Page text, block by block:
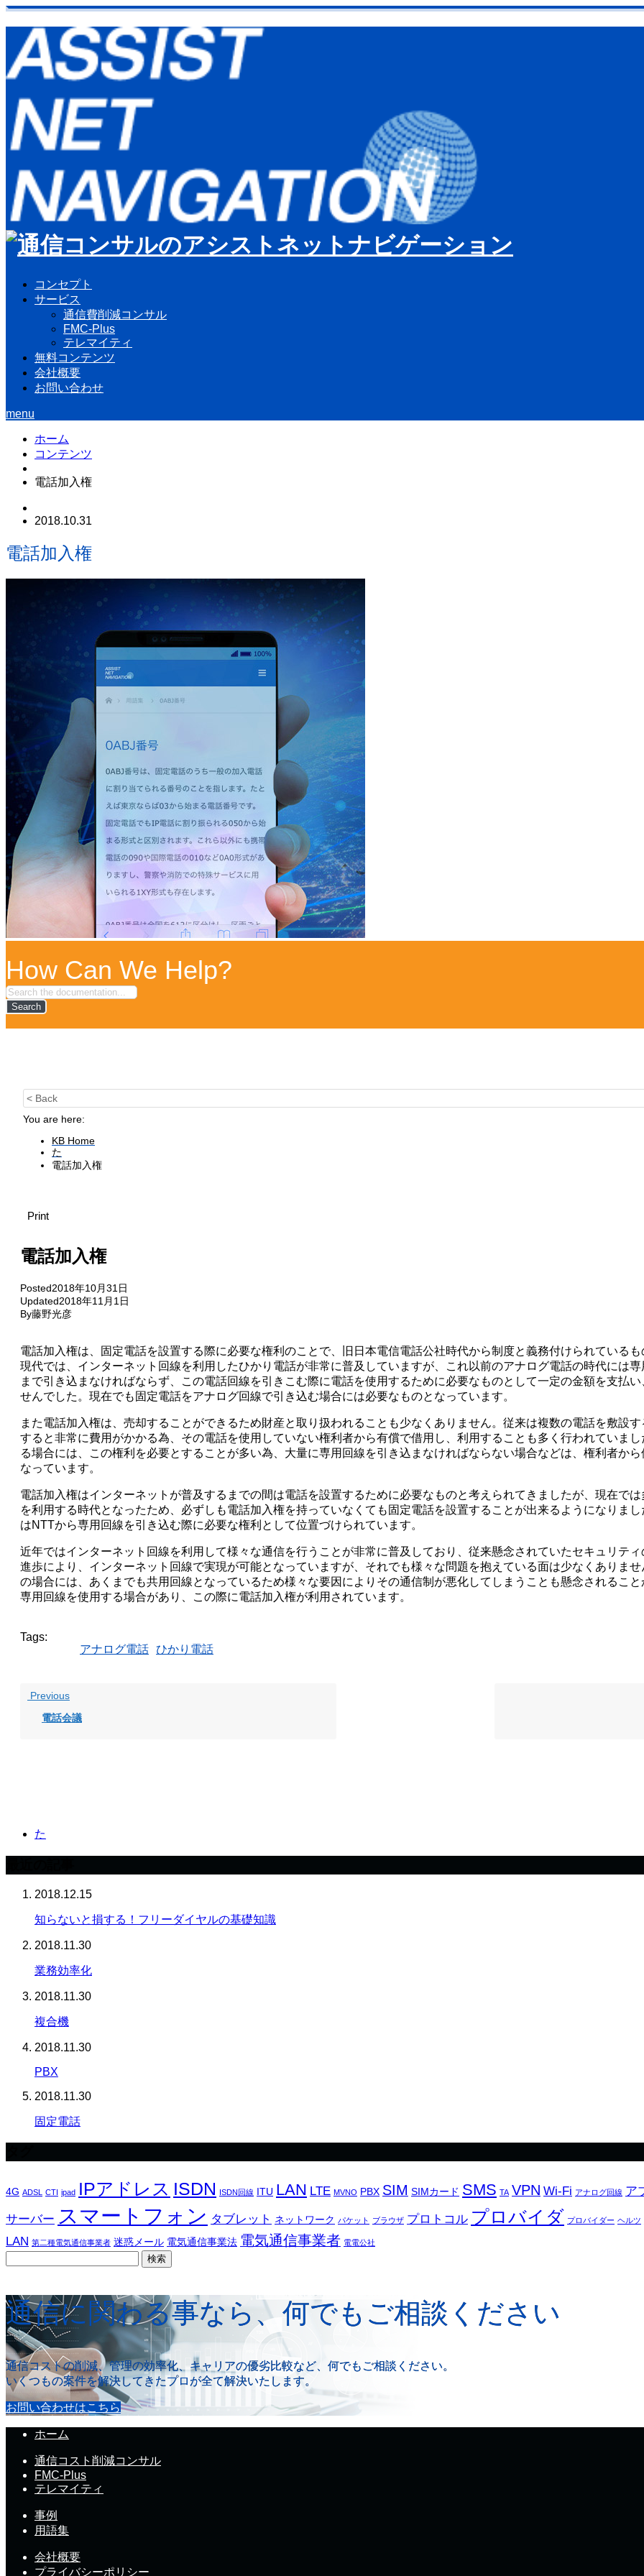
コンセプト
サービス
通信費削減コンサル
FMC-Plus
テレマイティ
無料コンテンツ
会社概要
お問い合わせ
menu
ホーム
コンテンツ
電話加入権
2018.10.31
電話加入権
How Can We Help?
Search
< Back
You are here:
KB Home
た
電話加入権
Print
電話加入権
Posted2018年10月31日
Updated2018年11月1日
By藤野光彦
電話加入権は、固定電話を設置する際に必要な権利のことで、旧日本電信電話公社時代から制度と義務付けられているも
現代では、インターネット回線を利用したひかり電話が非常に普及していますが、これ以前のアナログ電話の時代には
まで引き込まなければならず、この電話回線を引きこむ際に電話を使用するために必要なものとして一定の金額を支払
せんでした。現在でも固定電話をアナログ回線で引き込む場合には必要なものとなっています。
また電話加入権は、売却することができるため財産と取り扱われることも少なくありません。従来は複数の電話を敷設
すると非常に費用がかかる為、その電話を使用していない権利者から有償で借用し、利用することも多く行われていま
る場合には、この権利を必要とすることが多い為、大量に専用回線を引き込まなければならない場合などは、権利者から
なっています。
電話加入権はインターネットが普及するまでの間は電話を設置するために必要なものと考えられてきましたが、現在で
を利用する時代となったため、必ずしも電話加入権を持っていなくても固定電話を設置することが出来るようになりま
はNTTから専用回線を引き込む際に必要な権利として位置づけられています。
近年ではインターネット回線を利用して様々な通信を行うことが非常に普及しており、従来懸念されていたセキュリテ
進歩により、インターネット回線で実現が可能となっていますが、それでも様々な問題を抱えている面は少なくありま
の場合には、あくまでも共用回線となっているため様々な要因によりその通信制が悪化してしまうことも懸念されるこ
専用回線を使用する場合があり、この際に電話加入権が利用されています。
Tags:
アナログ電話 ひかり電話
Previous
電話会議
た
2018.12.15
知らないと損する！フリーダイヤルの基礎知識
2018.11.30
業務効率化
2018.11.30
複合機
2018.11.30
PBX
2018.11.30
固定電話
4G ADSL CTI ipad IPアドレス ISDN ISDN回線 ITU LAN LTE MVNO PBX SIM SIMカード SMS TA VPN Wi-Fi アナログ回線 ア
サーバー スマートフォン タブレット ネットワーク パケット ブラウザ プロトコル プロバイダ プロバイダー ヘルツ
LAN 第二種電気通信事業者 迷惑メール 電気通信事業法 電気通信事業者 電電公社
通信に関わる事なら、何でもご相談ください
通信コストの削減、管理の効率化、キャリアの優劣比較など、何でもご相談ください。
いくつもの案件を解決してきたプロが全て解決いたします。
お問い合わせはこちら
ホーム
通信コスト削減コンサル
FMC-Plus
テレマイティ
事例
用語集
会社概要
プライバシーポリシー